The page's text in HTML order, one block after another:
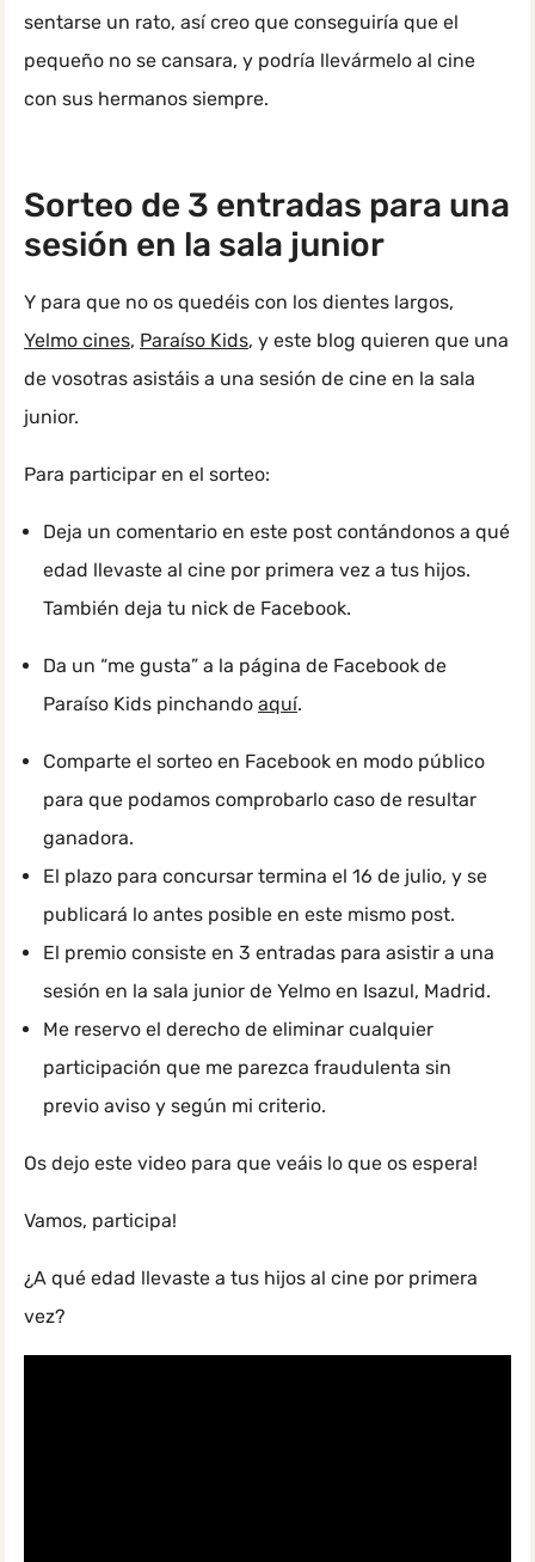
sentarse un rato, así creo que conseguiría que el
pequeño no se cansara, y podría llevármelo al cine
con sus hermanos siempre.
Sorteo de 3 entradas para una
sesión en la sala junior
Y para que no os quedéis con los dientes largos,
Yelmo cines, Paraíso Kids, y este blog quieren que una
de vosotras asistáis a una sesión de cine en la sala
junior.
Para participar en el sorteo:
Deja un comentario en este post contándonos a qué
edad llevaste al cine por primera vez a tus hijos.
También deja tu nick de Facebook.
Da un “me gusta” a la página de Facebook de
Paraíso Kids pinchando aquí.
Comparte el sorteo en Facebook en modo público
para que podamos comprobarlo caso de resultar
ganadora.
El plazo para concursar termina el 16 de julio, y se
publicará lo antes posible en este mismo post.
El premio consiste en 3 entradas para asistir a una
sesión en la sala junior de Yelmo en Isazul, Madrid.
Me reservo el derecho de eliminar cualquier
participación que me parezca fraudulenta sin
previo aviso y según mi criterio.
Os dejo este video para que veáis lo que os espera!
Vamos, participa!
¿A qué edad llevaste a tus hijos al cine por primera
vez?